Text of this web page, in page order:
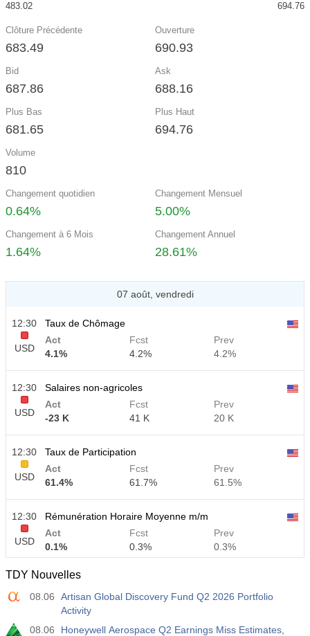
483.02 694.76
Clôture Précédente
683.49
Ouverture
690.93
Bid
687.86
Ask
688.16
Plus Bas
681.65
Plus Haut
694.76
Volume
810
Changement quotidien
0.64%
Changement Mensuel
5.00%
Changement à 6 Mois
1.64%
Changement Annuel
28.61%
07 août, vendredi
12:30
USD
Taux de Chômage
Act
4.1%
Fcst
4.2%
Prev
4.2%
12:30
USD
Salaires non-agricoles
Act
-23 K
Fcst
41 K
Prev
20 K
12:30
USD
Taux de Participation
Act
61.4%
Fcst
61.7%
Prev
61.5%
12:30
USD
Rémunération Horaire Moyenne m/m
Act
0.1%
Fcst
0.3%
Prev
0.3%
12:30
Rémunération Horaire Moyenne a/a
Act
3.2%
Fcst
Prev
TDY Nouvelles
08.06
Artisan Global Discovery Fund Q2 2026 Portfolio
Activity
08.06
Honeywell Aerospace Q2 Earnings Miss Estimates,